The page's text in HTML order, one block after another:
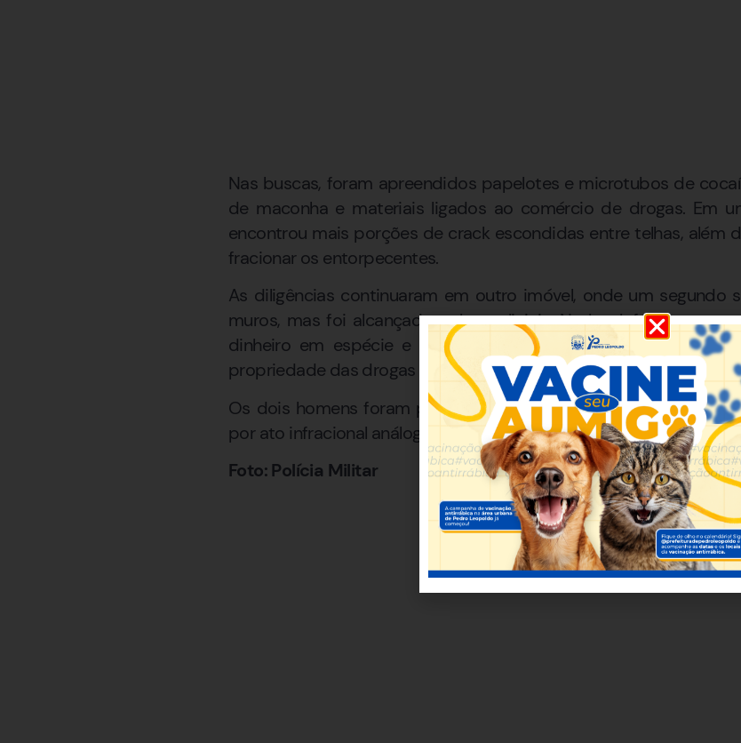
Nas buscas, foram apreendidos papelotes e microtubos de
de maconha e materiais ligados ao comércio de drogas. Em
encontrou mais porções de crack escondidas entre telhas, além
fracionar os entorpecentes.
As diligências continuaram em outro imóvel, onde um segundo
muros, mas foi alcançado pelos policiais. No local, foram
dinheiro em espécie e materiais usados no tráfico.
propriedade das drogas apreendidas.
Os dois homens foram presos por tráfico de drogas, enquanto
por ato infracional análogo ao tráfico. Todos foram encaminhados
Foto: Polícia Militar